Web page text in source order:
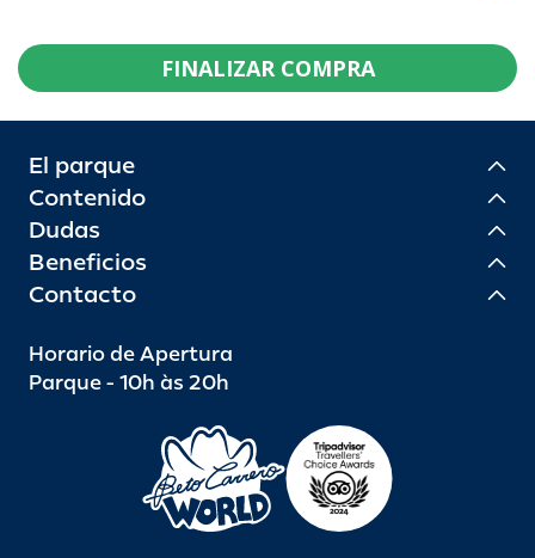
FINALIZAR COMPRA
El parque
Contenido
Dudas
Beneficios
Contacto
Horario de Apertura
Parque - 10h às 20h